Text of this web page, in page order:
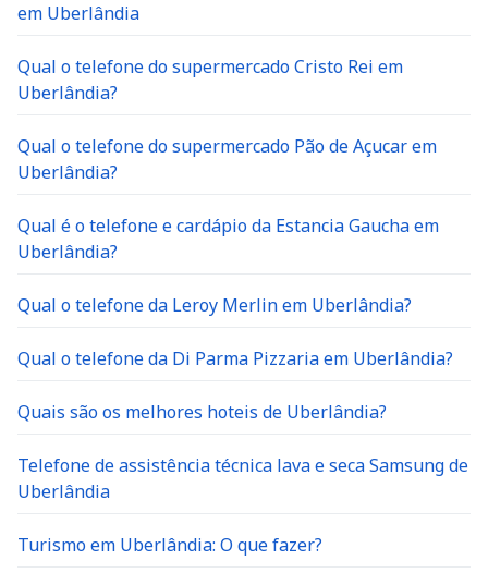
em Uberlândia
Qual o telefone do supermercado Cristo Rei em
Uberlândia?
Qual o telefone do supermercado Pão de Açucar em
Uberlândia?
Qual é o telefone e cardápio da Estancia Gaucha em
Uberlândia?
Qual o telefone da Leroy Merlin em Uberlândia?
Qual o telefone da Di Parma Pizzaria em Uberlândia?
Quais são os melhores hoteis de Uberlândia?
Telefone de assistência técnica lava e seca Samsung de
Uberlândia
Turismo em Uberlândia: O que fazer?